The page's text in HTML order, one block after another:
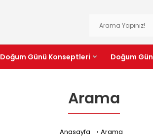
Doğum Günü Konseptleri Doğum
Arama
Anasayfa Arama